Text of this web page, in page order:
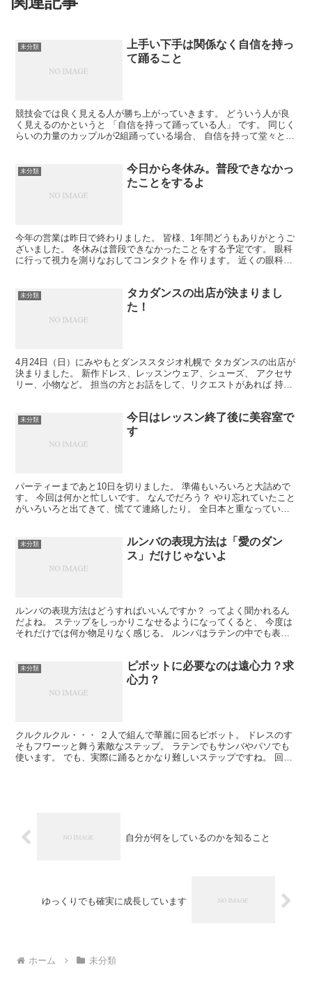
未分類
上手い下手は関係なく自信を持っ
て踊ること
競技会では良く見える人が勝ち上がっていきます。 どういう人が良
く見えるのかというと 「自信を持って踊っている人」 です。 同じく
らいの力量のカップルが2組踊っている場合、 自信を持って堂々と踊
未分類
今日から冬休み。普段できなかっ
たことをするよ
今年の営業は昨日で終わりました。 皆様、1年間どうもありがとうご
ざいました。 冬休みは普段できなかったことをする予定です。 眼科
に行って視力を測りなおしてコンタクトを 作ります。 近くの眼科は
未分類
タカダンスの出店が決まりまし
た！
4月24日（日）にみやもとダンススタジオ札幌で タカダンスの出店が
決まりました。 新作ドレス、レッスンウェア、シューズ、 アクセサ
リー、小物など。 担当の方とお話をして、リクエストがあれば 持っ
未分類
今日はレッスン終了後に美容室で
す
パーティーまであと10日を切りました。 準備もいろいろと大詰めで
す。 今回は何かと忙しいです。 なんでだろう？ やり忘れていたこと
がいろいろと出てきて、慌てて連絡したり。 全日本と重なっていた
未分類
ルンバの表現方法は「愛のダン
ス」だけじゃないよ
ルンバの表現方法はどうすればいいんですか？ ってよく聞かれるん
だよね。 ステップをしっかりこなせるようになってくると、 今度は
それだけでは何か物足りなく感じる。 ルンバはラテンの中でも表現
未分類
ピボットに必要なのは遠心力？求
心力？
クルクルクル・・・ ２人で組んで華麗に回るピボット。 ドレスのす
そもフワーッと舞う素敵なステップ。 ラテンでもサンバやパソでも
使います。 でも、実際に踊るとかなり難しいステップですね。 回転
自分が何をしているのかを知ること
ゆっくりでも確実に成長しています
ホーム 未分類